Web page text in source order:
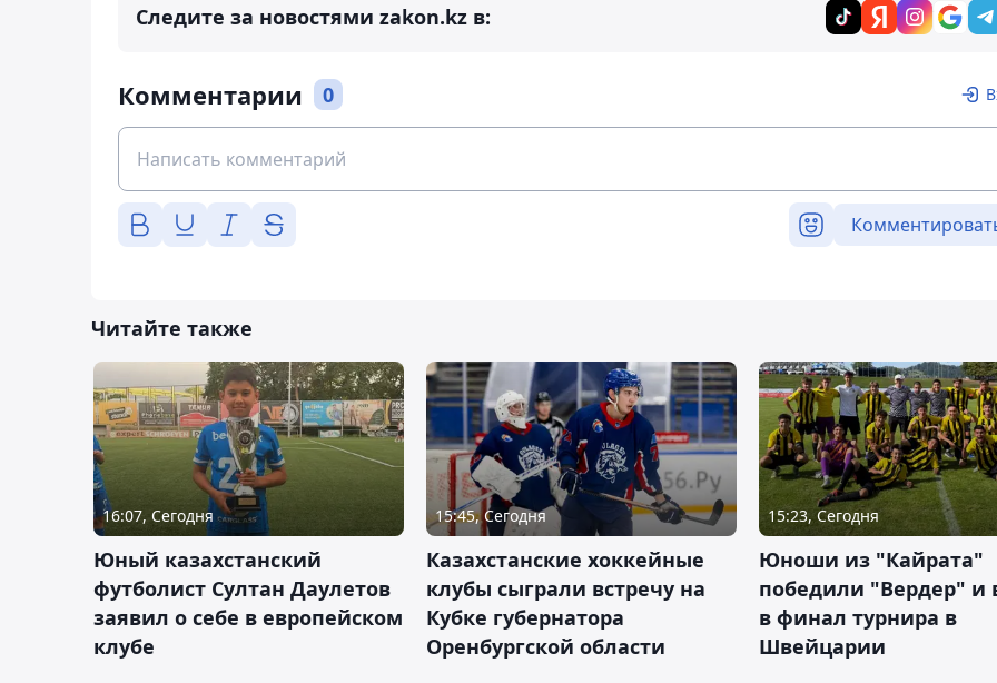
Следите за новостями zakon.kz в:
Комментарии 0
Читайте также
16:07, Сегодня
Юный казахстанский
футболист Султан Даулетов
заявил о себе в европейском
клубе
15:45, Сегодня
Казахстанские хоккейные
клубы сыграли встречу на
Кубке губернатора
Оренбургской области
15:23, Сегодня
Юноши из "Кайрата"
победили "Вердер"
в финал турнира в
Швейцарии